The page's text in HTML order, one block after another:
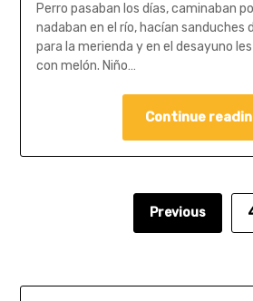
Perro pasaban los días, caminaban
nadaban en el río, hacían sanduches
para la merienda y en el desayuno
con melón. Niño…
Continue
Previous